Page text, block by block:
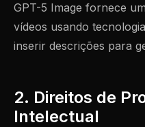
GPT-5 Image fornece
vídeos usando
inserir descrições para
2. Direitos de
Intelectual